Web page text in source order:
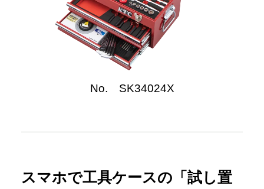
No. SK34024X
スマホで工具ケースの「試し置